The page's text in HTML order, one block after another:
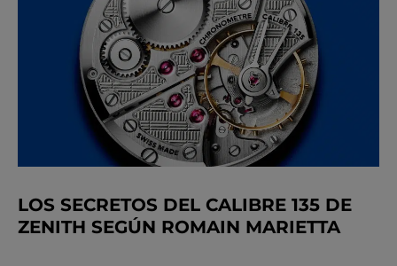
LOS SECRETOS DEL CALIBRE 135 DE
ZENITH SEGÚN ROMAIN MARIETTA